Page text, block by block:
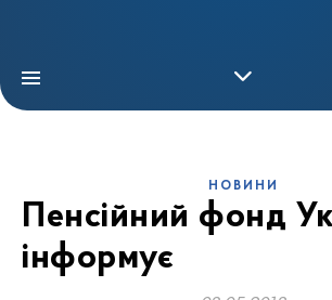
НОВИНИ
Пенсійний фонд
інформує